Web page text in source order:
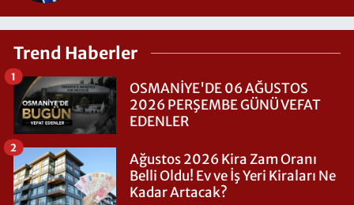
Trend Haberler
OSMANİYE'DE 06 AĞUSTOS
2026 PERŞEMBE GÜNÜ VEFAT
EDENLER
1
Ağustos 2026 Kira Zam Oranı
Belli Oldu! Ev ve İş Yeri Kiraları Ne
Kadar Artacak?
2